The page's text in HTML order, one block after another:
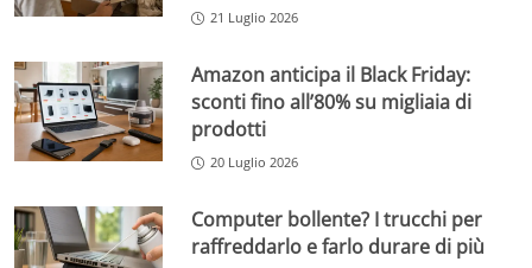
21 Luglio 2026
Amazon anticipa il Black Friday:
sconti fino all’80% su migliaia di
prodotti
20 Luglio 2026
Computer bollente? I trucchi per
raffreddarlo e farlo durare di più